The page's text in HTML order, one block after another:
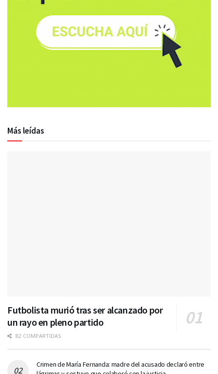
Más leídas
Futbolista murió tras ser alcanzado por
un rayo en pleno partido
82 COMPARTIDAS
Crimen de María Fernanda: madre del acusado declaró entre